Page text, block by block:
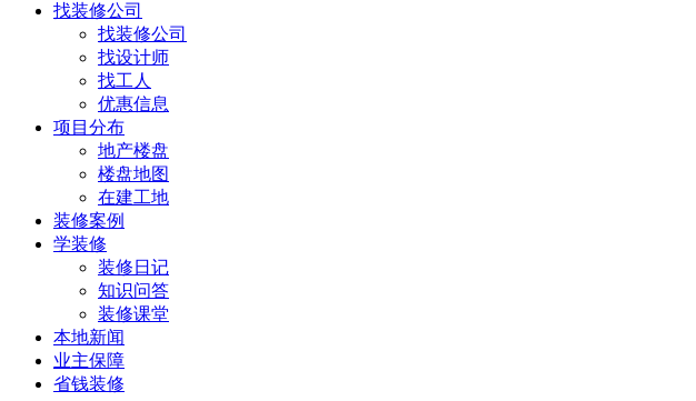
找装修公司
找装修公司
找设计师
找工人
优惠信息
项目分布
地产楼盘
楼盘地图
在建工地
装修案例
学装修
装修日记
知识问答
装修课堂
本地新闻
业主保障
省钱装修